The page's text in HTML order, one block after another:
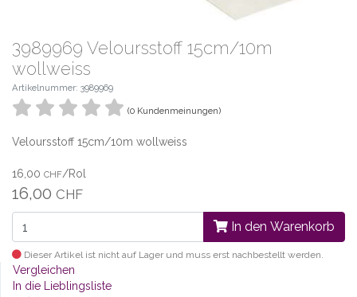
3989969 Veloursstoff 15cm/10m
wollweiss
Artikelnummer: 3989969
(0 Kundenmeinungen)
Veloursstoff 15cm/10m wollweiss
16,00 CHF/Rol
16,00 CHF
In den Warenkorb
Dieser Artikel ist nicht auf Lager und muss erst nachbestellt werden.
Vergleichen
In die Lieblingsliste